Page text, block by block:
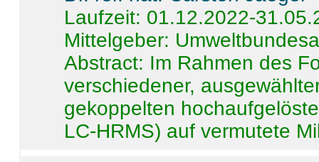
Laufzeit: 01.12.2022-
Mittelgeber:
Abstract: Im Rahmen des
verschiedener,
gekoppelten
LC-HRMS) auf vermutete